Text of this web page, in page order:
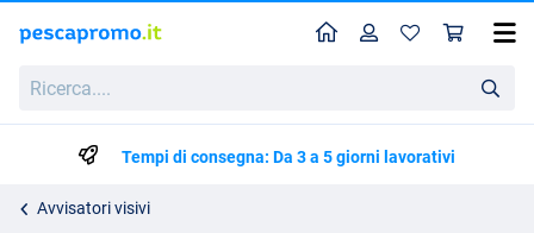
HomeProfilo
Tempi di consegna: Da 3 a 5 giorni lavorativi
Avvisatori visivi
Ultimate Bionic Swing Indicator